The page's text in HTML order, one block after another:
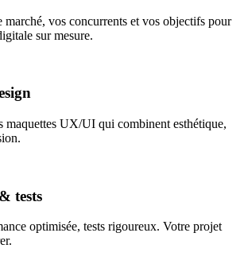
marché, vos concurrents et vos objectifs pour
sur mesure.
maquettes UX/UI qui combinent esthétique,
tests
optimisée, tests rigoureux. Votre projet